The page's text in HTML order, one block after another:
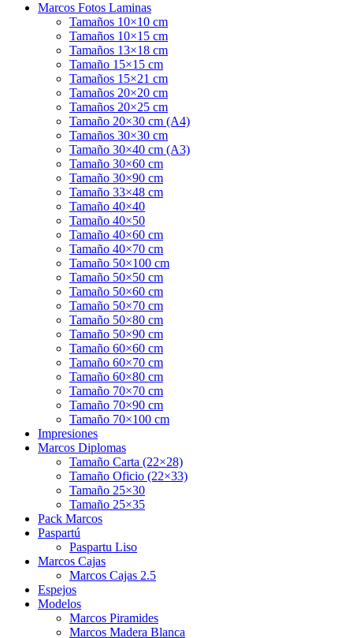
Marcos Fotos Laminas
Tamaños 10×10 cm
Tamaños 10×15 cm
Tamaños 13×18 cm
Tamaño 15×15 cm
Tamaños 15×21 cm
Tamaños 20×20 cm
Tamaños 20×25 cm
Tamaño 20×30 cm (A4)
Tamaños 30×30 cm
Tamaño 30×40 cm (A3)
Tamaño 30×60 cm
Tamaño 30×90 cm
Tamaño 33×48 cm
Tamaño 40×40
Tamaño 40×50
Tamaño 40×60 cm
Tamaño 40×70 cm
Tamaño 50×100 cm
Tamaño 50×50 cm
Tamaño 50×60 cm
Tamaño 50×70 cm
Tamaño 50×80 cm
Tamaño 50×90 cm
Tamaño 60×60 cm
Tamaño 60×70 cm
Tamaño 60×80 cm
Tamaño 70×70 cm
Tamaño 70×90 cm
Tamaño 70×100 cm
Impresiones
Marcos Diplomas
Tamaño Carta (22×28)
Tamaño Oficio (22×33)
Tamaño 25×30
Tamaño 25×35
Pack Marcos
Paspartú
Paspartu Liso
Marcos Cajas
Marcos Cajas 2.5
Espejos
Modelos
Marcos Piramides
Marcos Madera Blanca